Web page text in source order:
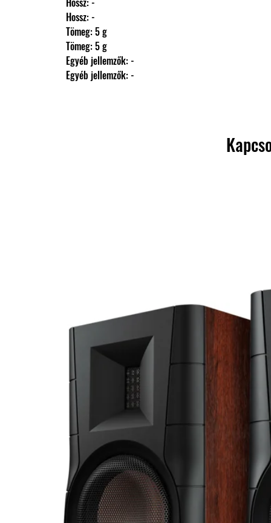
                Hossz: -
                Tömeg: 5 g
                Tömeg: 5 g
                Egyéb jellemzők: -
                Egyéb jellemzők: -